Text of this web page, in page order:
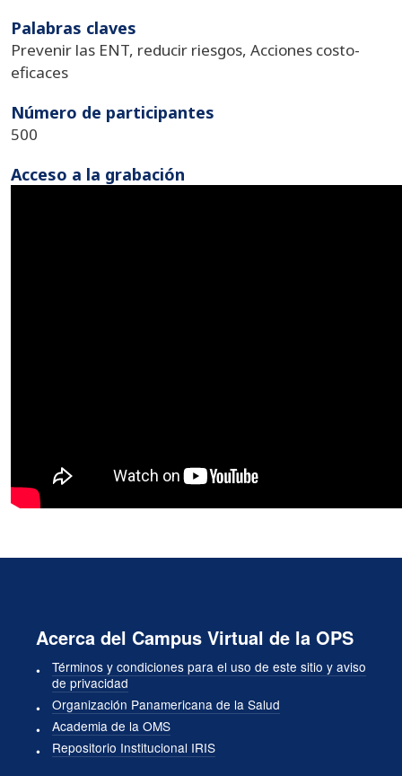
Palabras claves
Prevenir las ENT, reducir riesgos, Acciones costo-
eficaces
Número de participantes
500
Acceso a la grabación
Acerca del Campus Virtual de la OPS
Términos y condiciones para el uso de este sitio y aviso
de privacidad
Organización Panamericana de la Salud
Academia de la OMS
Repositorio Institucional IRIS